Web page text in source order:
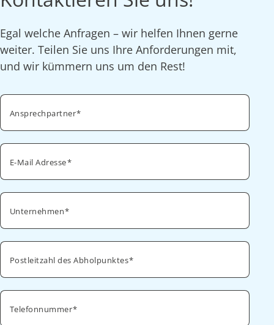
Egal welche Anfragen – wir helfen Ihnen gerne
weiter. Teilen Sie uns Ihre Anforderungen mit,
und wir kümmern uns um den Rest!
Ansprechpartner
E-Mail Adresse
Unternehmen
Postleitzahl des Abholpunktes
Telefonnummer